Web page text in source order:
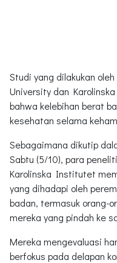
Studi yang dilakukan
University dan
bahwa kelebihan berat
kesehatan selama
Sebagaimana dikutip
Sabtu (5/10), para
Karolinska Institutet
yang dihadapi oleh
badan, termasuk orang-
mereka yang pindah ke
Mereka mengevaluasi
berfokus pada delapan